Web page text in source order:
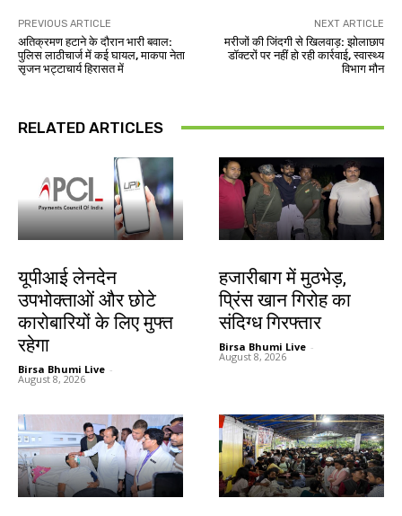
PREVIOUS ARTICLE
अतिक्रमण हटाने के दौरान भारी बवाल:
पुलिस लाठीचार्ज में कई घायल, माकपा नेता
सृजन भट्टाचार्य हिरासत में
NEXT ARTICLE
मरीजों की जिंदगी से खिलवाड़: झोलाछाप
डॉक्टरों पर नहीं हो रही कार्रवाई, स्वास्थ्य
विभाग मौन
RELATED ARTICLES
यूपीआई लेनदेन
उपभोक्ताओं और छोटे
कारोबारियों के लिए मुफ्त
रहेगा
Birsa Bhumi Live -
August 8, 2026
हजारीबाग में मुठभेड़,
प्रिंस खान गिरोह का
संदिग्ध गिरफ्तार
Birsa Bhumi Live -
August 8, 2026